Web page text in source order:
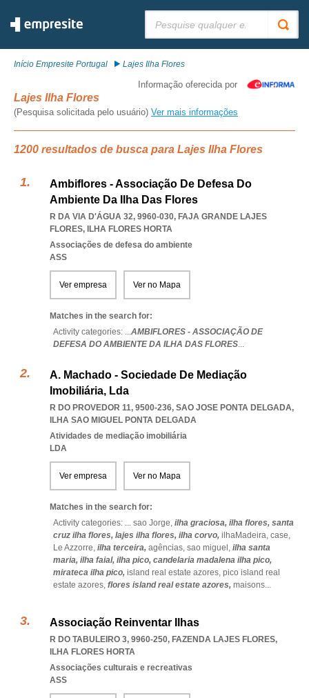
Início Empresite Portugal Lajes Ilha Flores
Informação oferecida por
Lajes Ilha Flores
(Pesquisa solicitada pelo usuário) Ver mais informações
1200 resultados de busca para Lajes Ilha Flores
Ambiflores - Associação De Defesa Do
Ambiente Da Ilha Das Flores
R DA VIA D'ÁGUA 32, 9960-030, FAJA GRANDE LAJES
FLORES, ILHA FLORES HORTA
Associações de defesa do ambiente
ASS
Ver empresa Ver no Mapa
Matches in the search for:
Activity categories: ...AMBIFLORES - ASSOCIAÇÃO DE
DEFESA DO AMBIENTE DA ILHA DAS FLORES...
A. Machado - Sociedade De Mediação
Imobiliária, Lda
R DO PROVEDOR 11, 9500-236, SAO JOSE PONTA DELGADA,
ILHA SAO MIGUEL PONTA DELGADA
Atividades de mediação imobiliária
LDA
Ver empresa Ver no Mapa
Matches in the search for:
Activity categories: ... sao Jorge, ilha graciosa, ilha flores, santa
cruz ilha flores, lajes ilha flores, ilha corvo, ilhaMadeira, case,
Le Azzorre, ilha terceira, agências, sao miguel, ilha santa
maria, ilha faial, ilha pico, candelaria madalena ilha pico,
mirateca ilha pico, island real estate azores, pico island real
estate azores, flores island real estate azores, maisons...
Associação Reinventar Ilhas
R DO TABULEIRO 3, 9960-250, FAZENDA LAJES FLORES,
ILHA FLORES HORTA
Associações culturais e recreativas
ASS